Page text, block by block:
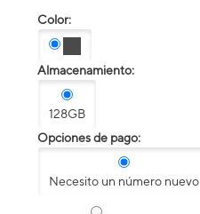
Color:
Almacenamiento:
128GB
Opciones de pago:
Necesito un número nuevo